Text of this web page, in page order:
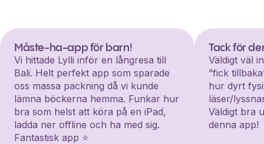
Måste-ha-app för barn!
Vi hittade Lylli inför en långresa till
Bali. Helt perfekt app som sparade
oss massa packning då vi kunde
lämna böckerna hemma. Funkar hur
bra som helst att köra på en iPad,
ladda ner offline och ha med sig.
Fantastisk app ⭐️
Tack för
Väldigt väl
”fick
hur dyrt
läser/
Väldigt bra
denna app!